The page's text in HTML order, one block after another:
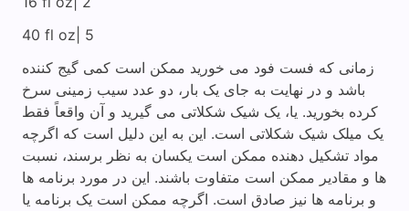
40 fl oz| 5
زمانی که فست فود می خورید ممکن است کمی گیج کننده
باشد و در نهایت به جای یک بار، دو عدد سیب زمینی سرخ
کرده بخورید. یا، یک شیک شکلاتی می گیرید و آن واقعاً فقط
یک میلک شیک شکلاتی است. این به این دلیل است که اگرچه
مواد تشکیل دهنده ممکن است یکسان به نظر برسند، نسبت
ها و مقادیر ممکن است متفاوت باشند. این در مورد برنامه ها
و برنامه ها نیز صادق است. اگرچه ممکن است یک برنامه یا